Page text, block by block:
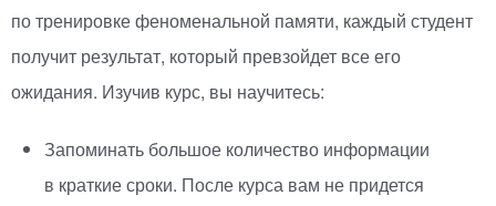
по тренировке феноменальной памяти, каждый студент
получит результат, который превзойдет все его
ожидания. Изучив курс, вы научитесь:
Запоминать большое количество информации
в краткие сроки. После курса вам не придется